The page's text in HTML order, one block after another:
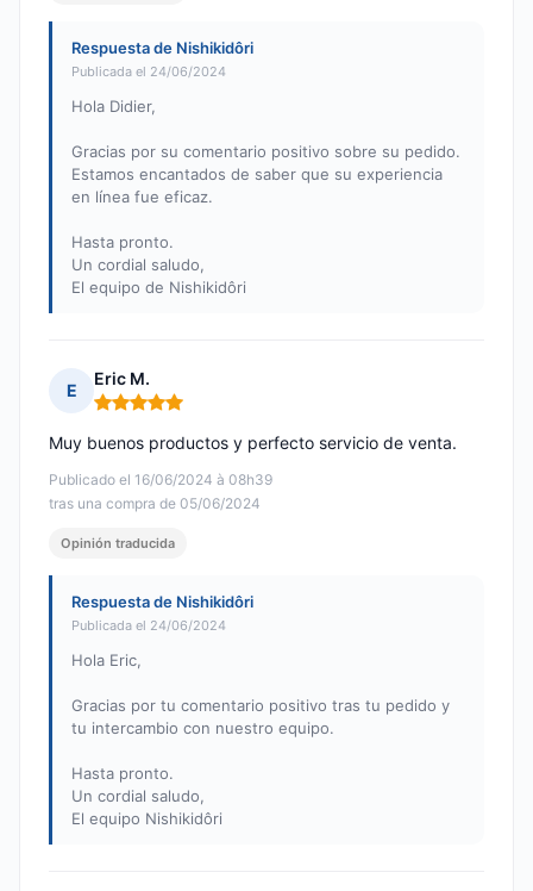
Respuesta de Nishikidôri
Publicada el 24/06/2024
Hola Didier,
Gracias por su comentario positivo sobre su pedido.
Estamos encantados de saber que su experiencia
en línea fue eficaz.
Hasta pronto.
Un cordial saludo,
El equipo de Nishikidôri
E
Eric M.
Nota: 5 de 5
Publicado el 16/06/2024 à 08h39
tras una compra de 05/06/2024
Muy buenos productos y perfecto servicio de venta.
Opinión traducida
Respuesta de Nishikidôri
Publicada el 24/06/2024
Hola Eric,
Gracias por tu comentario positivo tras tu pedido y
tu intercambio con nuestro equipo.
Hasta pronto.
Un cordial saludo,
El equipo Nishikidôri